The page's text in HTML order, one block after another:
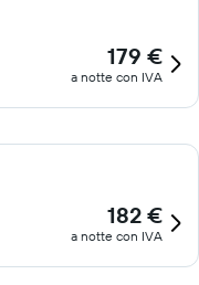
179 €
a notte con IVA
182 €
a notte con IVA